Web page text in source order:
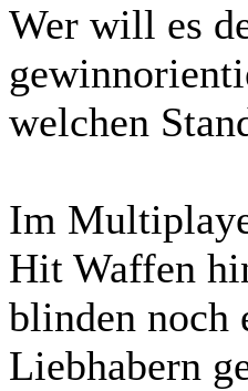
Wer will es
welchen
Im
Hit Waffen
blinden noch
Liebhabern